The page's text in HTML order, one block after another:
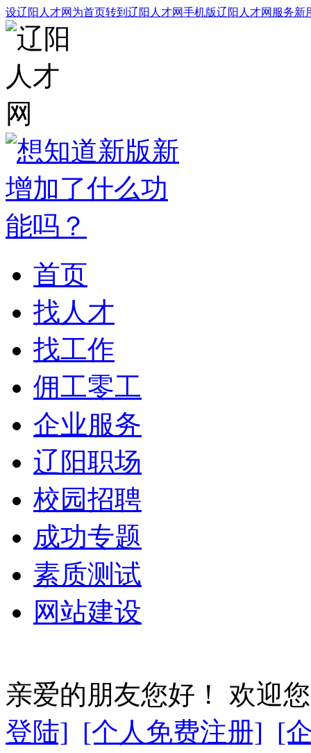
设辽阳人才网为首页转到辽阳人才网手机版辽阳人才网服务新
首页
找人才
找工作
佣工零工
企业服务
辽阳职场
校园招聘
成功专题
素质测试
网站建设
亲爱的朋友您好！ 欢迎
登陆] [个人免费注册] [